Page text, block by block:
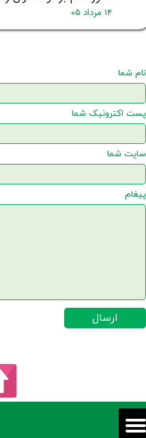
۱۴ مرداد ۰۵
نام شما
پست اکترونیک شما
سایت شما
پیغام
ارسال